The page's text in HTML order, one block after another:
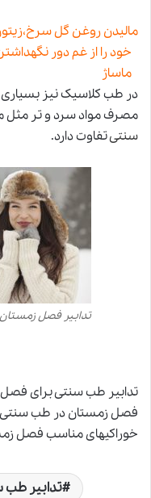
مالیدن روغن گل
خود را از غم دور
ماساژ
در طب کلاسیک نیز
مصرف مواد سرد و تر مثل
سنتیتفاوت دارد.
تدابیر فصل
خوراکیهای مناسب فصل زمستان٬ خوراکیهای
تدابیر